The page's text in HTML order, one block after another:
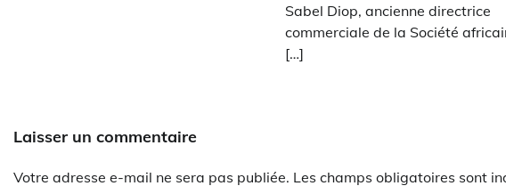
Sabel Diop, ancienne directrice
commerciale de la Société
[…]
Laisser un commentaire
Votre adresse e-mail ne sera pas publiée. Les champs obligatoires sont